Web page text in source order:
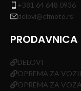
+381 64 648 0936
delovi@cfmoto.rs
PRODAVNICA
DELOVI
OPREMA ZA
OPREMA ZA